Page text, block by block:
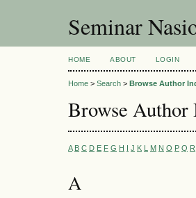
Seminar
HOME ABOUT LOGIN
Home > Search > Browse Author
Browse Author
A B C D E F G H I J K L M N O P Q R
A